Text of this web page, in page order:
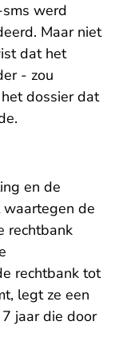
werd
Maar niet
dat het
- zou
dossier dat
en de
waartegen de
rechtbank
rechtbank tot
legt ze een
jaar die door